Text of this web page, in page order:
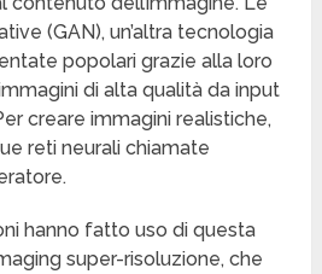
(GAN), un’altra tecnologia
popolari grazie alla loro
di alta qualità da input
creare immagini realistiche,
reti neurali chiamate
hanno fatto uso di questa
super-risoluzione, che